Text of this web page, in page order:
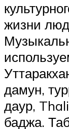
жизни
дамун,
даур,
баджа.